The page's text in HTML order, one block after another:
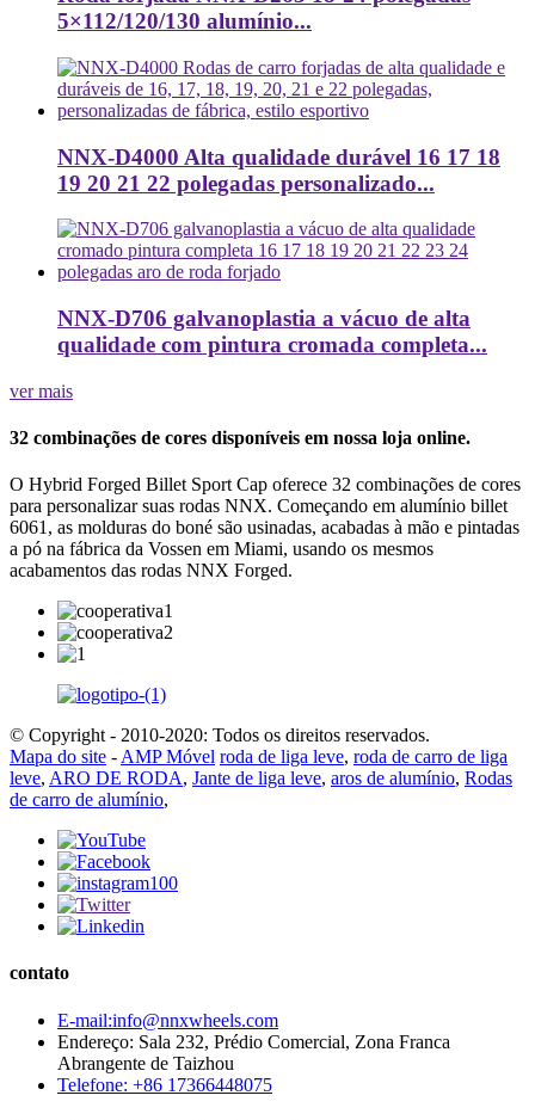
5×112/120/130 alumínio...
NNX-D4000 Alta qualidade durável 16 17 18
19 20 21 22 polegadas personalizado...
NNX-D706 galvanoplastia a vácuo de alta
qualidade com pintura cromada completa...
ver mais
32 combinações de cores disponíveis em nossa loja online.
O Hybrid Forged Billet Sport Cap oferece 32 combinações de cores
para personalizar suas rodas NNX. Começando em alumínio billet
6061, as molduras do boné são usinadas, acabadas à mão e pintadas
a pó na fábrica da Vossen em Miami, usando os mesmos
acabamentos das rodas NNX Forged.
© Copyright - 2010-2020: Todos os direitos reservados.
Mapa do site - AMP Móvel roda de liga leve, roda de carro de liga
leve, ARO DE RODA, Jante de liga leve, aros de alumínio, Rodas
de carro de alumínio,
contato
E-mail:info@nnxwheels.com
Endereço: Sala 232, Prédio Comercial, Zona Franca
Abrangente de Taizhou
Telefone: +86 17366448075